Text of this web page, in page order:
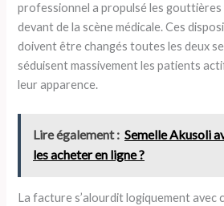
professionnel a propulsé les
devant de la scène médicale. Ces
doivent être changés toutes les deux
séduisent massivement les patients
leur apparence.
Lire également : Semelle Akusoli
les acheter en ligne ?
La facture s’alourdit logiquement avec